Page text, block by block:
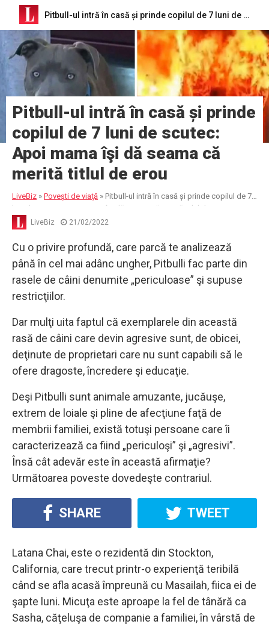
Pitbull-ul intră în casă și prinde copilul de 7 luni de scutec: Apoi mama îşi dă seama că merită titlul de erou
Pitbull-ul intră în casă și prinde
copilul de 7 luni de scutec:
Apoi mama îşi dă seama că
merită titlul de erou
LiveBiz » Poveşti de viaţă » Pitbull-ul intră în casă și prinde copilul de 7
luni de scutec: Apoi mama îşi dă seama că merită titlul de erou
LiveBiz 21/02/2022
Cu o privire profundă, care parcă te analizează
până în cel mai adânc ungher, Pitbulli fac parte din
rasele de câini denumite „periculoase” şi supuse
restricţiilor.
Dar mulţi uita faptul că exemplarele din această
rasă de câini care devin agresive sunt, de obicei,
deţinute de proprietari care nu sunt capabili să le
ofere dragoste, încredere şi educaţie.
Deşi Pitbulli sunt animale amuzante, jucăuşe,
extrem de loiale şi pline de afecţiune faţă de
membrii familiei, există totuşi persoane care îi
caracterizează ca fiind „periculoşi” şi „agresivi”.
Însă cât adevăr este în această afirmaţie?
Următoarea poveste dovedeşte contrariul.
SHARE TWEET
Latana Chai, este o rezidentă din Stockton,
California, care trecut printr-o experienţă teribilă
când se afla acasă împreună cu Masailah, fiica ei de
şapte luni. Micuţa este aproape la fel de tânără ca
Sasha, căţeluşa de companie a familiei, în vârstă de